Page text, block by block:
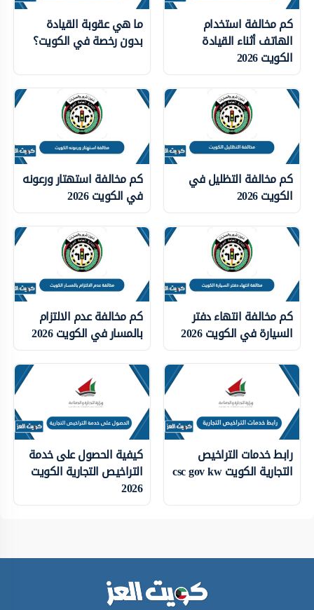
كم مخالفة استخدام
الهاتف أثناء القيادة
الكويت 2026
ما هي عقوبة القيادة
بدون رخصة في الكويت؟
كم مخالفة التظليل في
الكويت 2026
كم مخالفة استهتار ورعونه
في الكويت 2026
كم مخالفة انتهاء دفتر
السيارة في الكويت 2026
كم مخالفة عدم الالتزام
بالمسار في الكويت 2026
رابط خدمات التراخيص
التجارية الكويت csc gov kw
كيفية الحصول على خدمة
التراخيص التجارية الكويت
2026